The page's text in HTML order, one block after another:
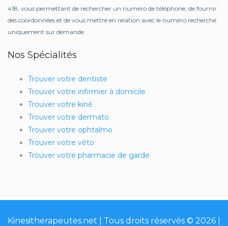
418, vous permettant de rechercher un numéro de téléphone, de fournir
des coordonnées et de vous mettre en relation avec le numéro recherché
uniquement sur demande.
Nos Spécialités
Trouver votre dentiste
Trouver votre infirmier à domicile
Trouver votre kiné
Trouver votre dermato
Trouver votre ophtalmo
Trouver votre véto
Trouver votre pharmacie de garde
Kinesitherapeutes.net | Tous droits réservés © 2026 |